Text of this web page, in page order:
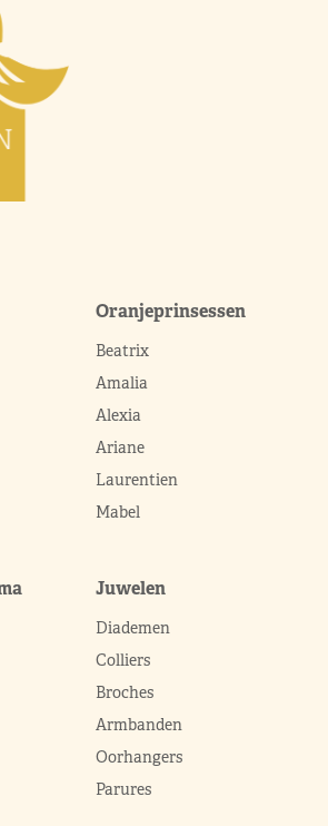
Oranjeprinsessen
Beatrix
Amalia
Alexia
Ariane
Laurentien
Mabel
Juwelen
Diademen
Colliers
Broches
Armbanden
Oorhangers
Parures